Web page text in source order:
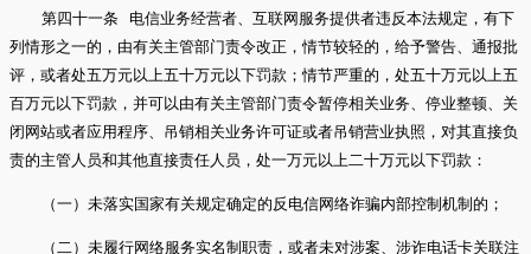
第四十一条 电信业务经营者、互联网服务提供者违反本法规定，有下
列情形之一的，由有关主管部门责令改正，情节较轻的，给予警告、通报批
评，或者处五万元以上五十万元以下罚款；情节严重的，处五十万元以上五
百万元以下罚款，并可以由有关主管部门责令暂停相关业务、停业整顿、关
闭网站或者应用程序、吊销相关业务许可证或者吊销营业执照，对其直接负
责的主管人员和其他直接责任人员，处一万元以上二十万元以下罚款：
（一）未落实国家有关规定确定的反电信网络诈骗内部控制机制的；
（二）未履行网络服务实名制职责，或者未对涉案、涉诈电话卡关联注